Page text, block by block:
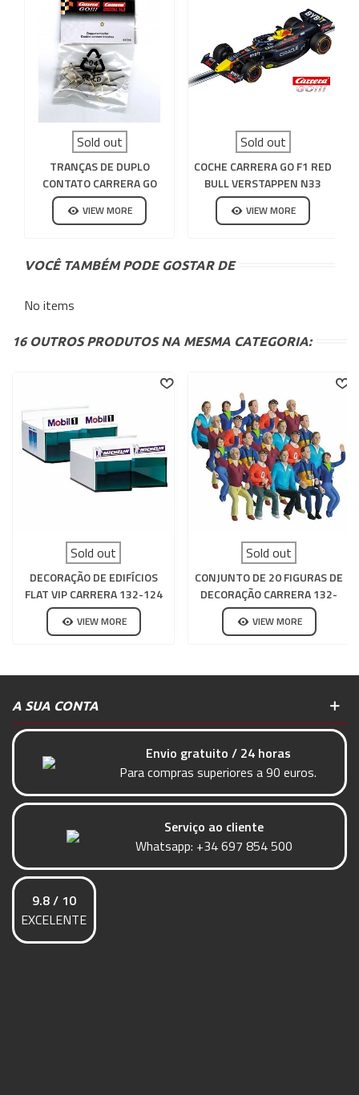
Sold out
TRANÇAS DE DUPLO
CONTATO CARRERA GO
VIEW MORE
Sold out
COCHE CARRERA GO F1 RED
BULL VERSTAPPEN N33
VIEW MORE
VOCÊ TAMBÉM PODE GOSTAR DE
No items
16 OUTROS PRODUTOS NA MESMA CATEGORIA:
Sold out
DECORAÇÃO DE EDIFÍCIOS
FLAT VIP CARRERA 132-124
VIEW MORE
Sold out
CONJUNTO DE 20 FIGURAS DE
DECORAÇÃO CARRERA 132-
124 ARQUIBANCADA
VIEW MORE
A SUA CONTA
Envio gratuito / 24 horas
Para compras superiores a 90 euros.
Serviço ao cliente
Whatsapp: +34 697 854 500
9.8 / 10
EXCELENTE